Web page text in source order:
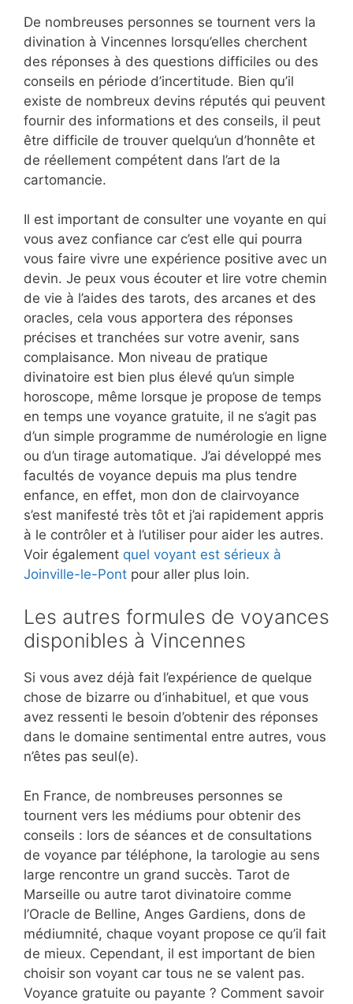
De nombreuses personnes se tournent vers la
divination à Vincennes lorsqu’elles cherchent
des réponses à des questions difficiles ou des
conseils en période d’incertitude. Bien qu’il
existe de nombreux devins réputés qui peuvent
fournir des informations et des conseils, il peut
être difficile de trouver quelqu’un d’honnête et
de réellement compétent dans l’art de la
cartomancie.
Il est important de consulter une voyante en qui
vous avez confiance car c’est elle qui pourra
vous faire vivre une expérience positive avec un
devin. Je peux vous écouter et lire votre chemin
de vie à l’aides des tarots, des arcanes et des
oracles, cela vous apportera des réponses
précises et tranchées sur votre avenir, sans
complaisance. Mon niveau de pratique
divinatoire est bien plus élevé qu’un simple
horoscope, même lorsque je propose de temps
en temps une voyance gratuite, il ne s’agit pas
d’un simple programme de numérologie en ligne
ou d’un tirage automatique. J’ai développé mes
facultés de voyance depuis ma plus tendre
enfance, en effet, mon don de clairvoyance
s’est manifesté très tôt et j’ai rapidement appris
à le contrôler et à l’utiliser pour aider les autres.
Voir également quel voyant est sérieux à
Joinville-le-Pont pour aller plus loin.
Les autres formules de voyances
disponibles à Vincennes
Si vous avez déjà fait l’expérience de quelque
chose de bizarre ou d’inhabituel, et que vous
avez ressenti le besoin d’obtenir des réponses
dans le domaine sentimental entre autres, vous
n’êtes pas seul(e).
En France, de nombreuses personnes se
tournent vers les médiums pour obtenir des
conseils : lors de séances et de consultations
de voyance par téléphone, la tarologie au sens
large rencontre un grand succès. Tarot de
Marseille ou autre tarot divinatoire comme
l’Oracle de Belline, Anges Gardiens, dons de
médiumnité, chaque voyant propose ce qu’il fait
de mieux. Cependant, il est important de bien
choisir son voyant car tous ne se valent pas.
Voyance gratuite ou payante ? Comment savoir